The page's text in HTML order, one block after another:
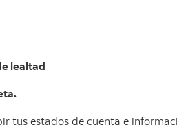
lealtad
tus estados de cuenta e